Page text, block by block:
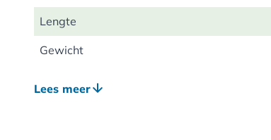
Lengte
Gewicht
Lees meer